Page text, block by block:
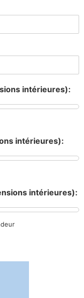
intérieures):
intérieures):
intérieures):